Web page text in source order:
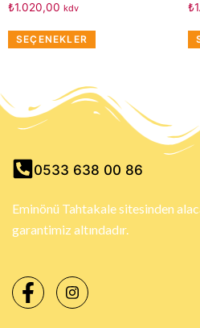
₺1.020,00 kdv
SEÇENEKLER
₺
0533 638 00 86
Eminönü Tahtakale sitesinden
garantimiz altındadır.